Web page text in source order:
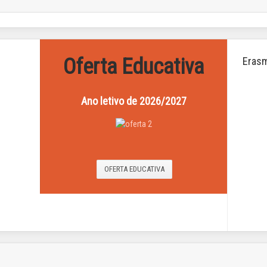
Oferta Educativa
Ano letivode 2026/2027
OFERTA EDUCATIVA